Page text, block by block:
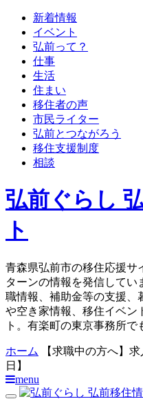
新着情報
イベント
弘前って？
仕事
生活
住まい
移住者の声
市民ライター
弘前とつながろう
移住支援制度
相談
弘前ぐらし
ト
青森県弘前市の移住応援サ
ターンの情報を発信して
職情報、補助金等の支援、
や空き家情報、移住イベン
ト。有楽町の東京事務所で
ホーム
【求職中の方へ】
日】
menu